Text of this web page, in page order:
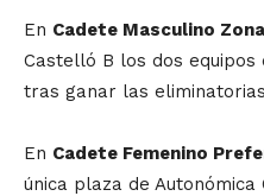
En Cadete Masculino
Castelló B los dos
tras ganar las
En Cadete Femenino
única plaza de Autonómica